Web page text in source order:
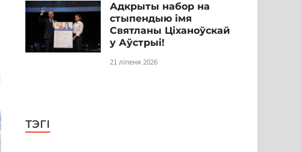
Адкрыты набор на
стыпендыю імя
Святланы Ціханоўскай
у Аўстрыі!
21 ліпеня 2026
ТЭГІ